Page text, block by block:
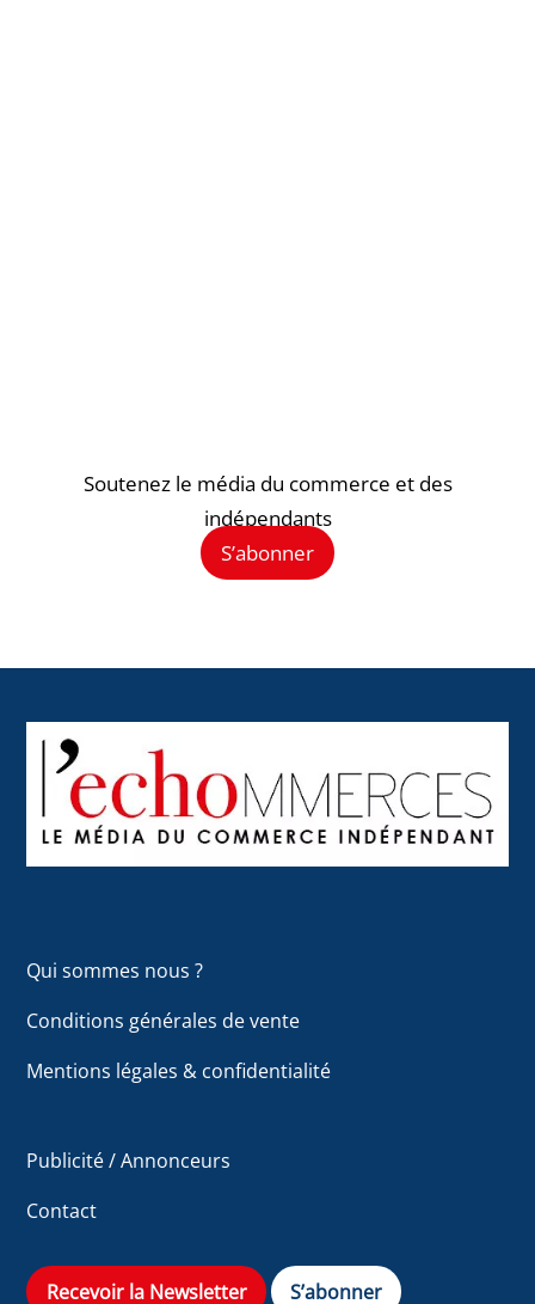
Soutenez le média du commerce et des
indépendants
S’abonner
To
Top
Qui sommes nous ?
Conditions générales de vente
Mentions légales & confidentialité
Publicité / Annonceurs
Contact
Recevoir la Newsletter S’abonner